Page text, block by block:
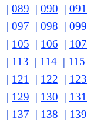
| 089 | 090 | 091
| 097 | 098 | 099
| 105 | 106 | 107
| 113 | 114 | 115
| 121 | 122 | 123
| 129 | 130 | 131
| 137 | 138 | 139